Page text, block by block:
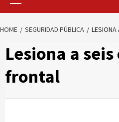
HOME SEGURIDAD PÚBLICA LESIONA
Lesiona a
frontal